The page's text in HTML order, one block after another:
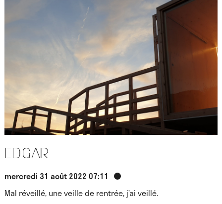
Edgar
mercredi 31 août 2022 07:11
Mal réveillé, une veille de rentrée, j’ai veillé.